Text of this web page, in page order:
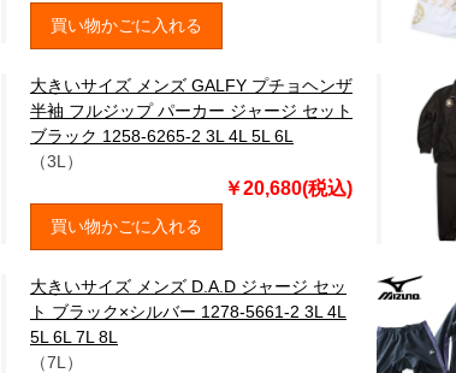
買い物かごに入れる
大きいサイズ メンズ GALFY プチョヘンザ
半袖 フルジップ パーカー ジャージ セット
ブラック 1258-6265-2 3L 4L 5L 6L
（3L）
￥20,680(税込)
買い物かごに入れる
大きいサイズ メンズ D.A.D ジャージ セッ
ト ブラック×シルバー 1278-5661-2 3L 4L
5L 6L 7L 8L
（7L）